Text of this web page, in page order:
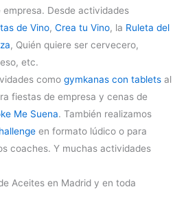
Desde actividades
de Vino, Crea tu Vino, la Ruleta del
, Quién quiere ser cervecero,
etc.
como gymkanas con tablets al
fiestas de empresa y cenas de
Me Suena. También realizamos
en formato lúdico o para
coaches. Y muchas actividades
Aceites en Madrid y en toda